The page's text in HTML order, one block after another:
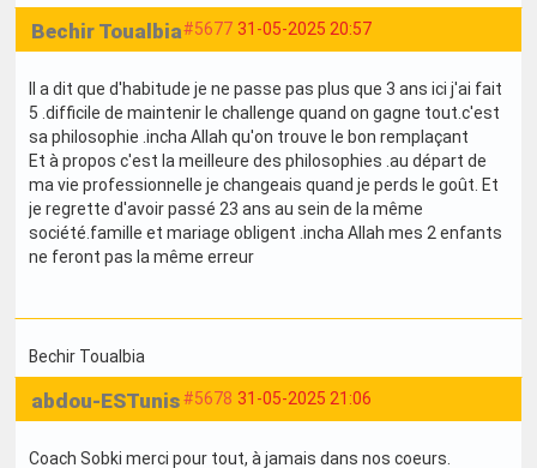
#5677 31-05-2025 20:57
Bechir Toualbia
Il a dit que d'habitude je ne passe pas plus que 3 ans ici j'ai fait
5 .difficile de maintenir le challenge quand on gagne tout.c'est
sa philosophie .incha Allah qu'on trouve le bon remplaçant
Et à propos c'est la meilleure des philosophies .au départ de
ma vie professionnelle je changeais quand je perds le goût. Et
je regrette d'avoir passé 23 ans au sein de la même
société.famille et mariage obligent .incha Allah mes 2 enfants
ne feront pas la même erreur
Bechir Toualbia
#5678 31-05-2025 21:06
abdou-ESTunis
Coach Sobki merci pour tout, à jamais dans nos coeurs.